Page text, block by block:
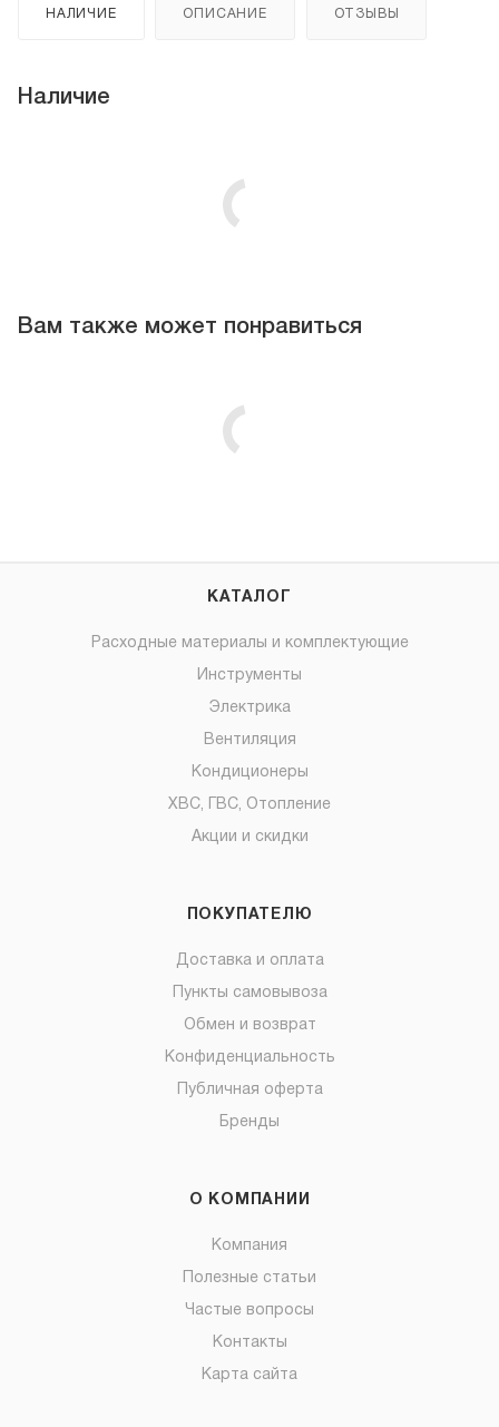
НАЛИЧИЕ ОПИСАНИЕ ОТЗЫВЫ
Наличие
Вам также может понравиться
КАТАЛОГ
Расходные материалы и комплектующие
Инструменты
Электрика
Вентиляция
Кондиционеры
ХВС, ГВС, Отопление
Акции и скидки
ПОКУПАТЕЛЮ
Доставка и оплата
Пункты самовывоза
Обмен и возврат
Конфиденциальность
Публичная оферта
Бренды
О КОМПАНИИ
Компания
Полезные статьи
Частые вопросы
Контакты
Карта сайта